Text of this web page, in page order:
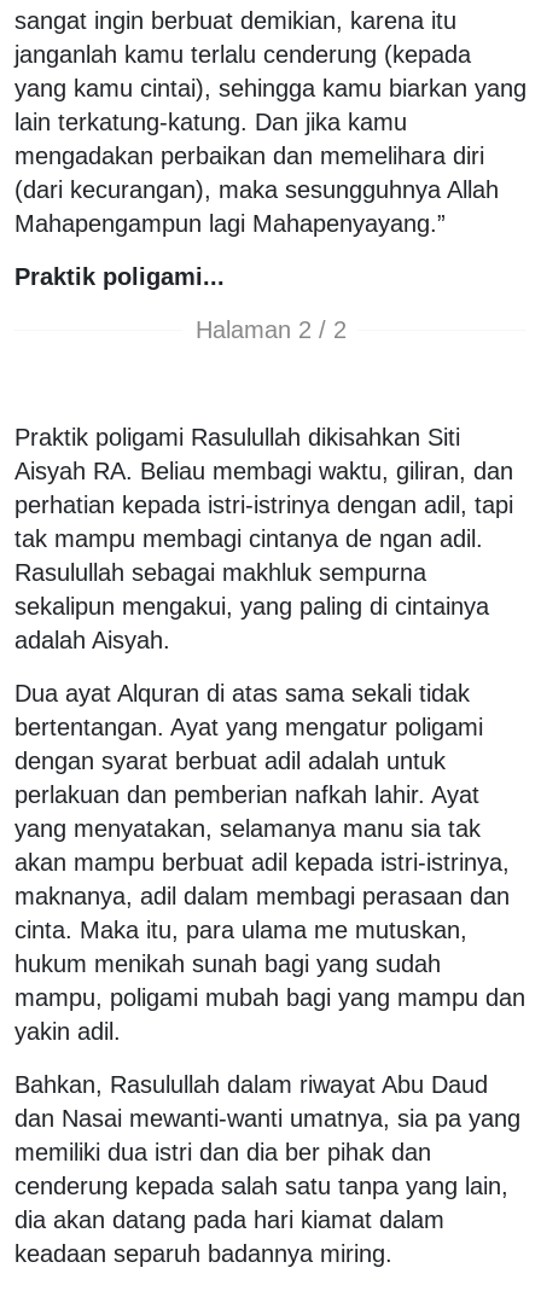
sangat ingin berbuat demikian, karena itu
janganlah kamu terlalu cenderung (kepada
yang kamu cintai), sehingga kamu biarkan yang
lain terkatung-katung. Dan jika kamu
mengadakan perbaikan dan memelihara diri
(dari kecurangan), maka sesungguhnya Allah
Mahapengampun lagi Mahapenyayang.”
Praktik poligami...
Halaman 2 / 2
Praktik poligami Rasulullah dikisahkan Siti
Aisyah RA. Beliau membagi waktu, giliran, dan
perhatian kepada istri-istrinya dengan adil, tapi
tak mampu membagi cintanya de ngan adil.
Rasulullah sebagai makhluk sempurna
sekalipun mengakui, yang paling di cintainya
adalah Aisyah.
Dua ayat Alquran di atas sama sekali tidak
bertentangan. Ayat yang mengatur poligami
dengan syarat berbuat adil adalah untuk
perlakuan dan pemberian nafkah lahir. Ayat
yang menyatakan, selamanya manu sia tak
akan mampu berbuat adil kepada istri-istrinya,
maknanya, adil dalam membagi perasaan dan
cinta. Maka itu, para ulama me mutuskan,
hukum menikah sunah bagi yang sudah
mampu, poligami mubah bagi yang mampu dan
yakin adil.
Bahkan, Rasulullah dalam riwayat Abu Daud
dan Nasai mewanti-wanti umatnya, sia pa yang
memiliki dua istri dan dia ber pihak dan
cenderung kepada salah satu tanpa yang lain,
dia akan datang pada hari kiamat dalam
keadaan separuh badannya miring.